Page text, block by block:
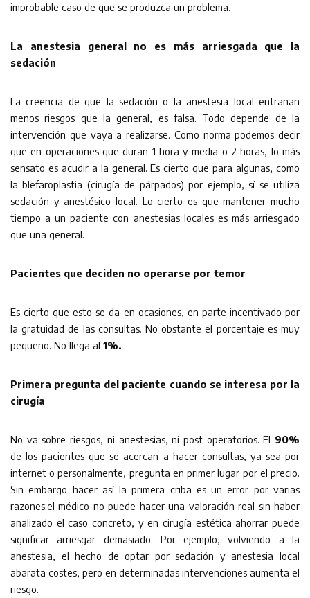
improbable caso de que se produzca un problema.
La anestesia general no es más arriesgada que la
sedación
La creencia de que la sedación o la anestesia local entrañan
menos riesgos que la general, es falsa. Todo depende de la
intervención que vaya a realizarse. Como norma podemos decir
que en operaciones que duran 1 hora y media o 2 horas, lo más
sensato es acudir a la general. Es cierto que para algunas, como
la blefaroplastia (cirugía de párpados) por ejemplo, sí se utiliza
sedación y anestésico local. Lo cierto es que mantener mucho
tiempo a un paciente con anestesias locales es más arriesgado
que una general.
Pacientes que deciden no operarse por temor
Es cierto que esto se da en ocasiones, en parte incentivado por
la gratuidad de las consultas. No obstante el porcentaje es muy
pequeño. No llega al 1%.
Primera pregunta del paciente cuando se interesa por la
cirugía
No va sobre riesgos, ni anestesias, ni post operatorios. El 90%
de los pacientes que se acercan a hacer consultas, ya sea por
internet o personalmente, pregunta en primer lugar por el precio.
Sin embargo hacer así la primera criba es un error por varias
razones:el médico no puede hacer una valoración real sin haber
analizado el caso concreto, y en cirugía estética ahorrar puede
significar arriesgar demasiado. Por ejemplo, volviendo a la
anestesia, el hecho de optar por sedación y anestesia local
abarata costes, pero en determinadas intervenciones aumenta el
riesgo.